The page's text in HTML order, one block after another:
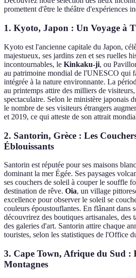
promettent d'être le théâtre d'expériences
1. Kyoto, Japon : Un Voyage à
Kyoto est l'ancienne capitale du Japon,
majestueux, ses jardins zen et ses ruelles
incontournables, le Kinkaku-ji, ou
au patrimoine mondial de l'UNESCO qui
intégrée à la nature environnante. La
au printemps attire des milliers de
spectaculaire. Selon le ministère japonais
le nombre de ses visiteurs étrangers
et 2019, ce qui atteste de son attrait
2. Santorin, Grèce : Les
Éblouissants
Santorin est réputée pour ses maisons
dominant la mer Égée. Ses paysages
ses couchers de soleil à couper le souffle
destination de rêve. Oia, un village
excellence pour observer le soleil se
couleurs époustouflantes. En flânant dans
découvrirez des boutiques artisanales, des
des galeries d'art. Santorin attire chaque
touristes, selon les statistiques de l'Office
3. Cape Town, Afrique du Sud :
Montagnes